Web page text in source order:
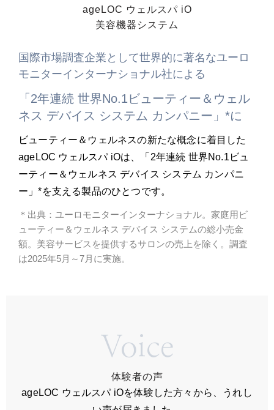
ageLOC ウェルスパ iO
美容機器システム
国際市場調査企業として世界的に著名なユーロ
モニターインターナショナル社による
「2年連続 世界No.1ビューティー＆ウェル
ネス デバイス システム カンパニー」*に
ビューティー＆ウェルネスの新たな概念に着目した
ageLOC ウェルスパ iOは、「2年連続 世界No.1ビュ
ーティー＆ウェルネス デバイス システム カンパニ
ー」*を支える製品のひとつです。
＊出典：ユーロモニターインターナショナル。家庭用ビ
ューティー＆ウェルネス デバイス システムの総小売金
額。美容サービスを提供するサロンの売上を除く。調査
は2025年5月～7月に実施。
Voice
体験者の声
ageLOC ウェルスパ iOを体験した方々から、うれし